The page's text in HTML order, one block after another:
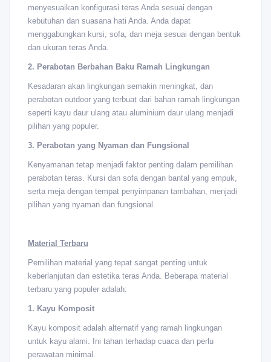
menyesuaikan konfigurasi teras Anda sesuai dengan
kebutuhan dan suasana hati Anda. Anda dapat
menggabungkan kursi, sofa, dan meja sesuai dengan bentuk
dan ukuran teras Anda.
2. Perabotan Berbahan Baku Ramah Lingkungan
Kesadaran akan lingkungan semakin meningkat, dan
perabotan outdoor yang terbuat dari bahan ramah lingkungan
seperti kayu daur ulang atau aluminium daur ulang menjadi
pilihan yang populer.
3. Perabotan yang Nyaman dan Fungsional
Kenyamanan tetap menjadi faktor penting dalam pemilihan
perabotan teras. Kursi dan sofa dengan bantal yang empuk,
serta meja dengan tempat penyimpanan tambahan, menjadi
pilihan yang nyaman dan fungsional.
Material Terbaru
Pemilihan material yang tepat sangat penting untuk
keberlanjutan dan estetika teras Anda. Beberapa material
terbaru yang populer adalah:
1. Kayu Komposit
Kayu komposit adalah alternatif yang ramah lingkungan
untuk kayu alami. Ini tahan terhadap cuaca dan perlu
perawatan minimal.